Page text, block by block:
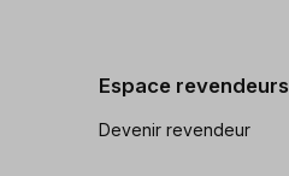
Espace revendeurs
Devenir revendeur